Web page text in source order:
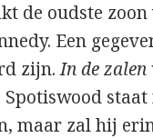
de oudste
Een
zijn.In de zalen
Spotiswood
maar zal hij